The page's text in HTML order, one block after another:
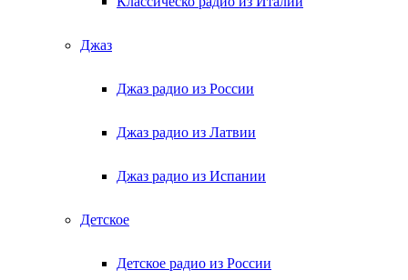
Джаз
Джаз радио из России
Джаз радио из Латвии
Джаз радио из Испании
Детское
Детское радио из России